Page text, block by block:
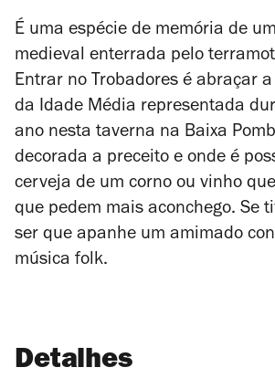
É uma espécie de memória de
medieval enterrada pelo
Entrar no Trobadores é abraçar
da Idade Média representada
ano nesta taverna na Baixa
decorada a preceito e onde é
cerveja de um corno ou vinho
que pedem mais aconchego. Se
ser que apanhe um amimado
música folk.
Detalhes